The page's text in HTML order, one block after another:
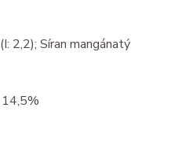
2,2); Síran mangánatý
14,5%